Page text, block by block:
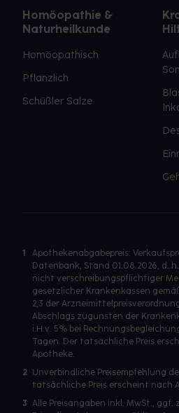
Homöopathie &
Naturheilkunde
Homöopathisch
Pflanzlich
Schüßler Salze
1
Apothekenabgabepreis:
Datenbank, Stand 01.08.2026, d.
nicht verschreibungspflichtiger
gesetzlicher Krankenkassen gemäß
2,3 der
Abschlags zugunsten der
i.H.v. 5% bei
Tagen. Der tatsächliche Preis
Apotheke.
2 Unverbindliche Preisempfehlung
tatsächliche Preis erscheint nach
3 Alle Preisangaben inkl. MwSt., ggf.